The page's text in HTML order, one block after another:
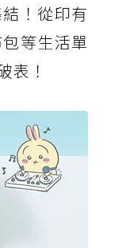
！從印有
等生活單
表！